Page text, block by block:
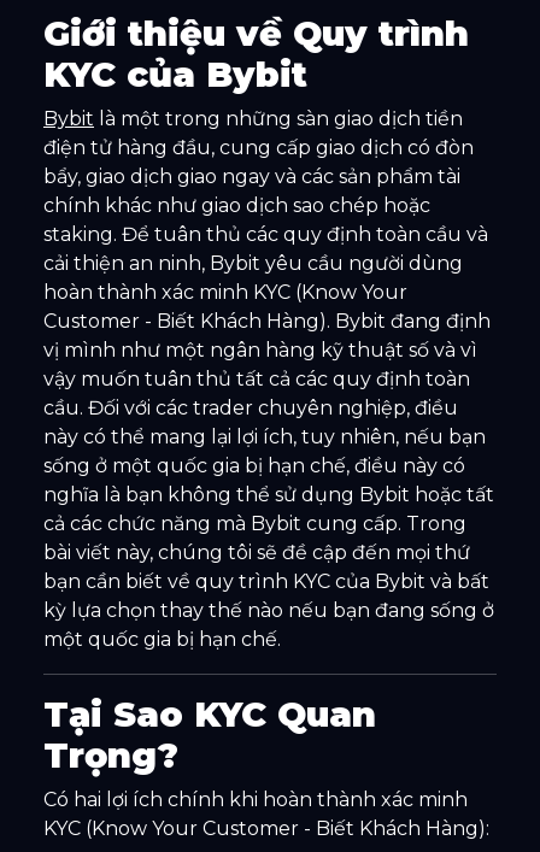
Giới thiệu về Quy trình
KYC của Bybit
Bybit là một trong những sàn giao dịch tiền
điện tử hàng đầu, cung cấp giao dịch có đòn
bẩy, giao dịch giao ngay và các sản phẩm tài
chính khác như giao dịch sao chép hoặc
staking. Để tuân thủ các quy định toàn cầu và
cải thiện an ninh, Bybit yêu cầu người dùng
hoàn thành xác minh KYC (Know Your
Customer - Biết Khách Hàng). Bybit đang định
vị mình như một ngân hàng kỹ thuật số và vì
vậy muốn tuân thủ tất cả các quy định toàn
cầu. Đối với các trader chuyên nghiệp, điều
này có thể mang lại lợi ích, tuy nhiên, nếu bạn
sống ở một quốc gia bị hạn chế, điều này có
nghĩa là bạn không thể sử dụng Bybit hoặc tất
cả các chức năng mà Bybit cung cấp. Trong
bài viết này, chúng tôi sẽ đề cập đến mọi thứ
bạn cần biết về quy trình KYC của Bybit và bất
kỳ lựa chọn thay thế nào nếu bạn đang sống ở
một quốc gia bị hạn chế.
Tại Sao KYC Quan
Trọng?
Có hai lợi ích chính khi hoàn thành xác minh
KYC (Know Your Customer - Biết Khách Hàng):